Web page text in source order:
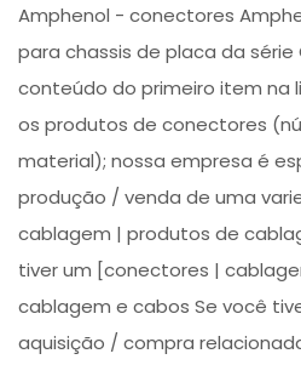
Amphenol - conectores
para chassis de placa da série
conteúdo do primeiro item na
os produtos de conectores
material); nossa empresa é
produção / venda de uma
cablagem | produtos de
tiver um [conectores |
cablagem e cabos Se você
aquisição / compra